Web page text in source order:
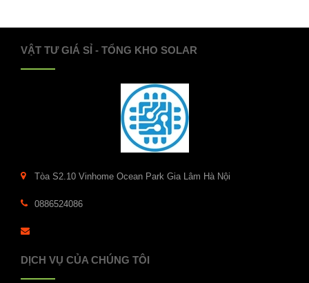
VẬT TƯ GIÁ SỈ - TỔNG KHO SOLAR
Tòa S2.10 Vinhome Ocean Park Gia Lâm Hà Nội
0886524086
DỊCH VỤ CỦA CHÚNG TÔI